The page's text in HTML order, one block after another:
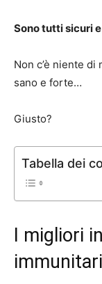
Sono tutti sicuri
Non c’è niente
sano e forte…
Giusto?
Tabella dei
I migliori